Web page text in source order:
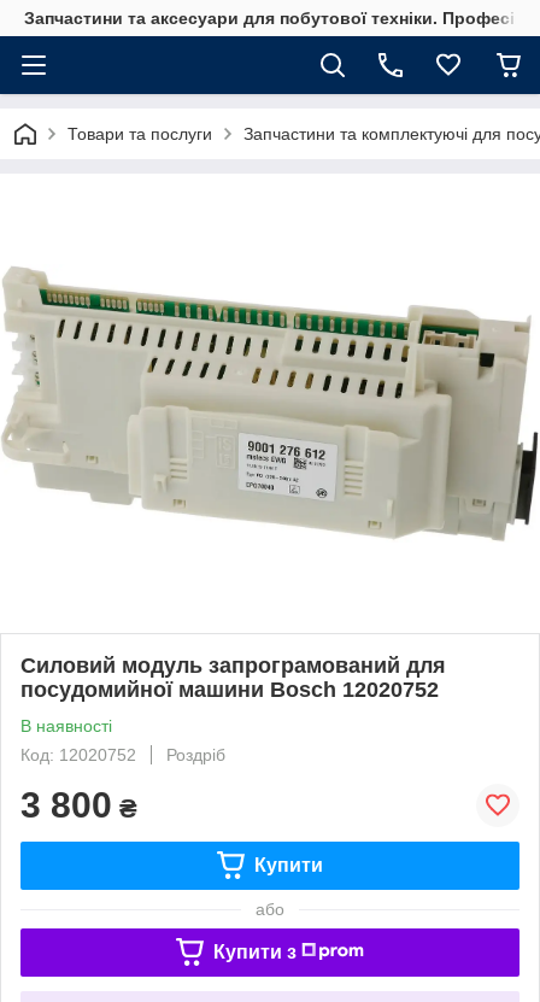
Запчастини та аксесуари для побутової техніки.
Товари та послуги Запчастини та комплектуючі для
Силовий модуль запрограмований для
посудомийної машини Bosch 12020752
В наявності
Код: 12020752
Роздріб
3 800 ₴
Купити
або
Купити з